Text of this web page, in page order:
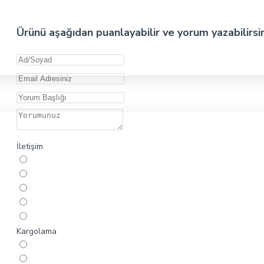
Ürünü aşağıdan puanlayabilir ve yorum
İletişim
Kargolama